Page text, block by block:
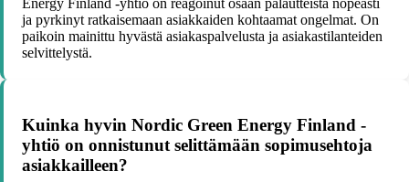
Energy Finland -yhtiö on reagoinut osaan palautteista nopeasti
ja pyrkinyt ratkaisemaan asiakkaiden kohtaamat ongelmat. On
paikoin mainittu hyvästä asiakaspalvelusta ja asiakastilanteiden
selvittelystä.
Kuinka hyvin Nordic Green Energy Finland -
yhtiö on onnistunut selittämään sopimusehtoja
asiakkailleen?